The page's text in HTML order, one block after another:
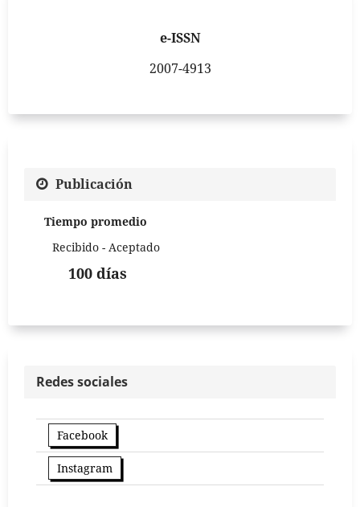
e-ISSN
2007-4913
Publicación
Tiempo promedio
Recibido - Aceptado
100 días
Redes sociales
Facebook
Instagram